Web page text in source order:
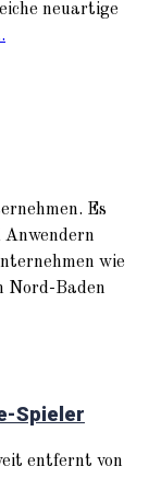
neuartige
Es
wie
Nord-Baden
Spieler
entfernt von